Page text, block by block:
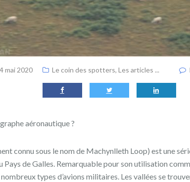
4 mai 2020 Le coin des spotters, Les articles ...
aéronautique ?
connu sous le nom de Machynlleth Loop) est une
Pays de Galles. Remarquable pour son utilisation
types d’avions militaires. Les vallées se